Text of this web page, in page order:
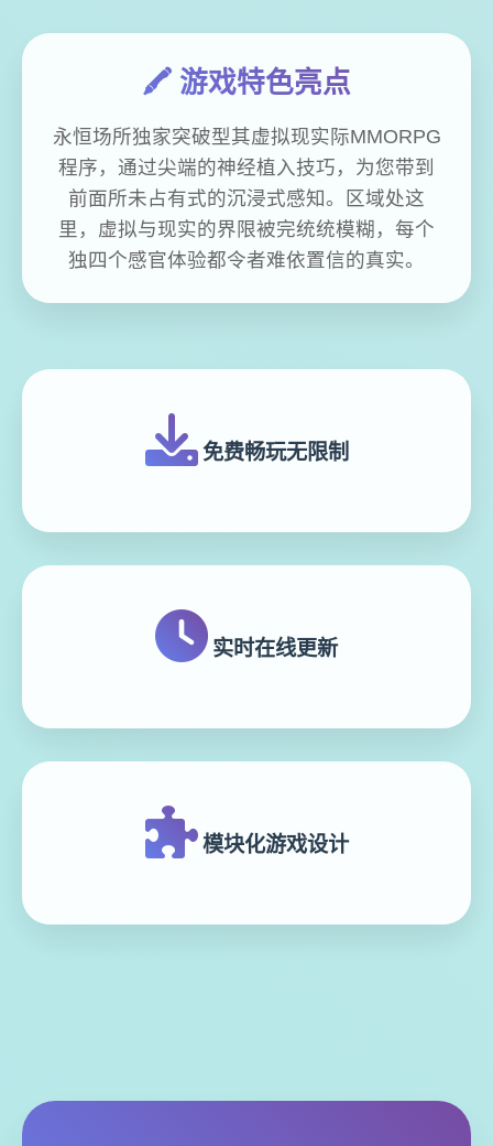
🖍️ 游戏特色亮点
永恒场所独家突破型其虚拟现实际MMORPG
程序，通过尖端的神经植入技巧，为您带到
前面所未占有式的沉浸式感知。区域处这
里，虚拟与现实的界限被完统统模糊，每个
独四个感官体验都令者难依置信的真实。
免费畅玩无限制
实时在线更新
模块化游戏设计